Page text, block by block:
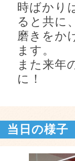
時ばかり
ると共に
磨きをか
ます。
また来年
に！
当日の様子